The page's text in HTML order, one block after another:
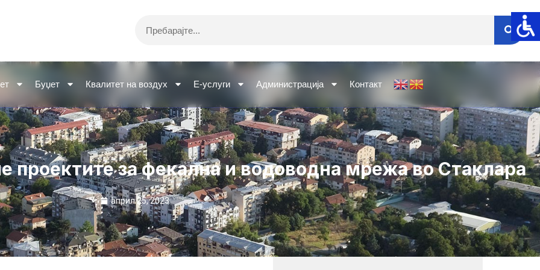
Буџет Квалитет на воздух Е-услуги Администрација Контакт
проектите за фекална и водоводна мрежа во Стаклара
април 25, 2023